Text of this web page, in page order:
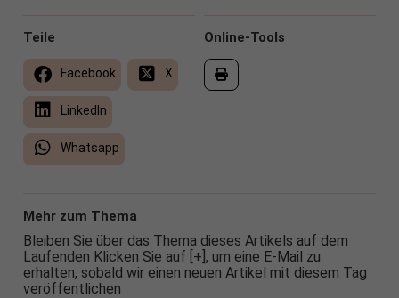
Online-Tools
Teile
Facebook X
LinkedIn
Whatsapp
Mehr zum Thema
Bleiben Sie über das Thema dieses Artikels auf dem
Laufenden Klicken Sie auf [+], um eine E-Mail zu
erhalten, sobald wir einen neuen Artikel mit diesem Tag
veröffentlichen